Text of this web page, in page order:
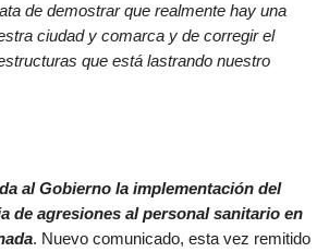
de demostrar que realmente hay una
ciudad y comarca y de corregir el
que está lastrando nuestro
al Gobierno la implementación del
de agresiones al personal sanitario en
. Nuevo comunicado, esta vez remitido